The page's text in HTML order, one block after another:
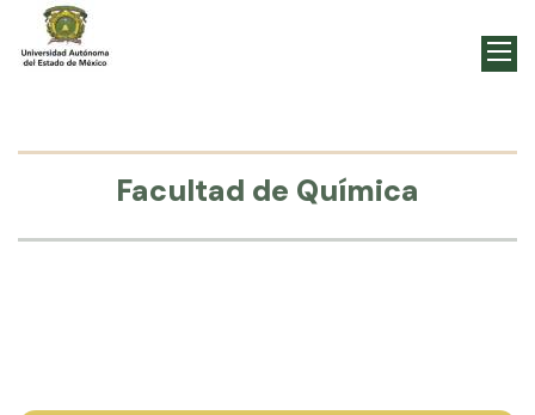
Facultad de Química